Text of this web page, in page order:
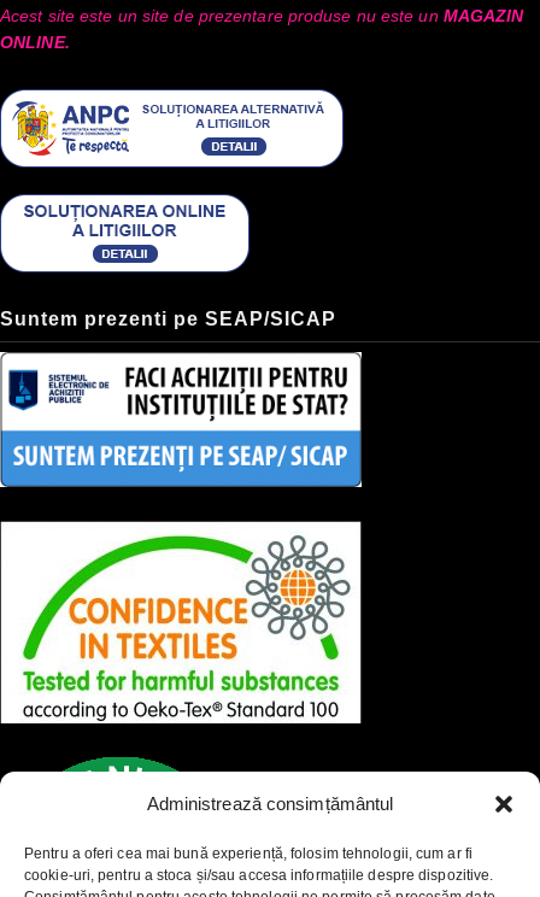
Administrează consimțământul
Pentru a oferi cea mai bună experiență, folosim tehnologii, cum ar fi
cookie-uri, pentru a stoca și/sau accesa informațiile despre dispozitive.
Acest site este un site de prezentare produse nu este un MAGAZIN
ONLINE.
Suntem prezenti pe SEAP/SICAP